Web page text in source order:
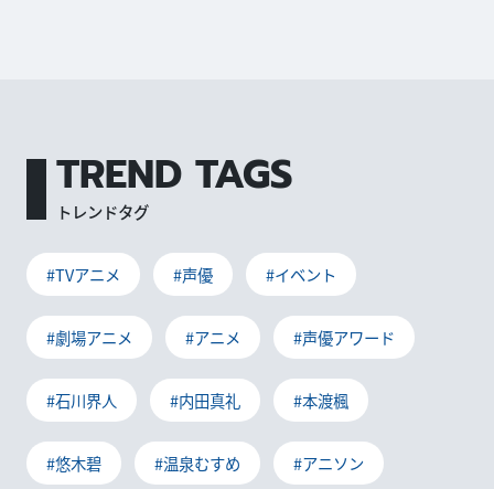
TREND TAGS
トレンドタグ
#TVアニメ #声優 #イベント
#劇場アニメ #アニメ #声優アワード
#石川界人 #内田真礼 #本渡楓
#悠木碧 #温泉むすめ #アニソン